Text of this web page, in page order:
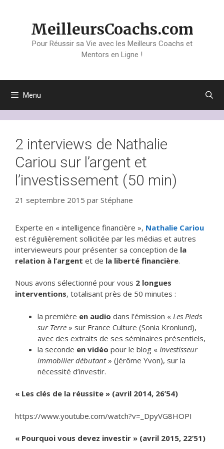
MeilleursCoachs.com
Pour Réussir sa Vie avec les Meilleurs Coachs et
Mentors en Ligne !
Menu
2 interviews de Nathalie
Cariou sur l’argent et
l’investissement (50 min)
21 septembre 2015 par Stéphane
Experte en « intelligence financière », Nathalie Cariou
est régulièrement sollicitée par les médias et autres
intervieweurs pour présenter sa conception de la
relation à l’argent et de la liberté financière.
Nous avons sélectionné pour vous 2 longues
interventions, totalisant près de 50 minutes :
la première en audio dans l’émission « Les Pieds
sur Terre » sur France Culture (Sonia Kronlund),
avec des extraits de ses séminaires présentiels,
la seconde en vidéo pour le blog « Investisseur
immobilier débutant» (Jérôme Yvon), sur la
nécessité d’investir.
« Les clés de la réussite » (avril 2014, 26’54)
https://www.youtube.com/watch?v=_DpyVG8HOPI
« Pourquoi vous devez investir » (avril 2015, 22’51)